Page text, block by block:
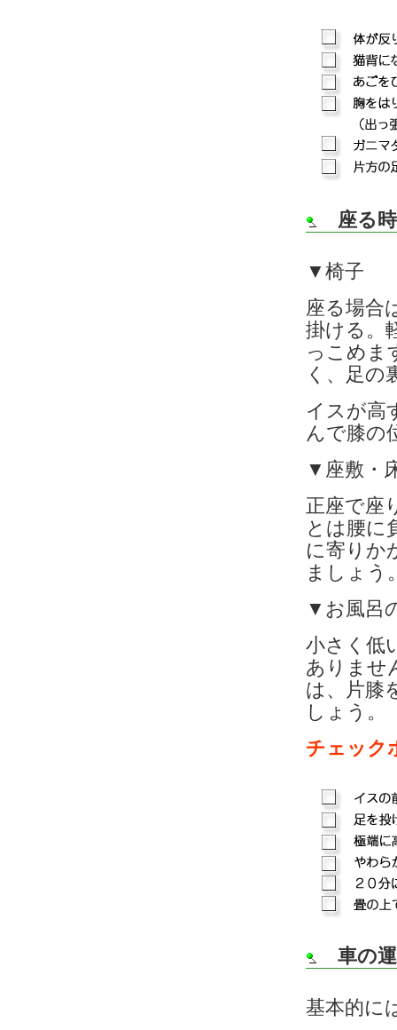
座る時
▼椅子
座る場合
掛ける。
っこめま
く、足の
イスが高
んで膝の
▼座敷・
正座で座
とは腰に
に寄りか
ましょう
▼お風呂
小さく低
ありませ
は、片膝
しょう。
チェック
車の
基本的に